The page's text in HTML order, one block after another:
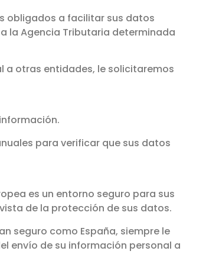
obligados a facilitar sus datos
la Agencia Tributaria determinada
a otras entidades, le solicitaremos
para verificar que sus datos
es un entorno seguro para sus
de la protección de sus datos.
seguro como España, siempre le
envío de su información personal a